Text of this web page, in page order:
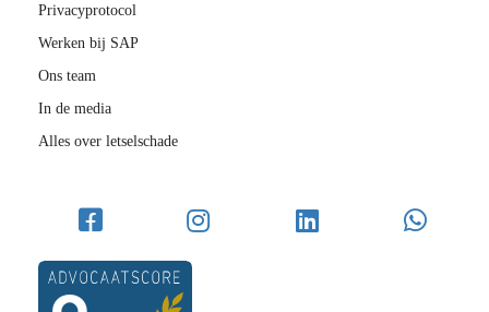
Privacyprotocol
Werken bij SAP
Ons team
In de media
Alles over letselschade